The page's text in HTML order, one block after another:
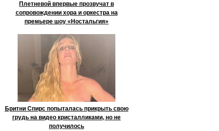
Плетневой впервые прозвучат в
сопровождении хора и оркестра на
премьере шоу «Ностальгия»
Бритни Спирс попыталась прикрыть свою
грудь на видео кристалликами, но не
получилось